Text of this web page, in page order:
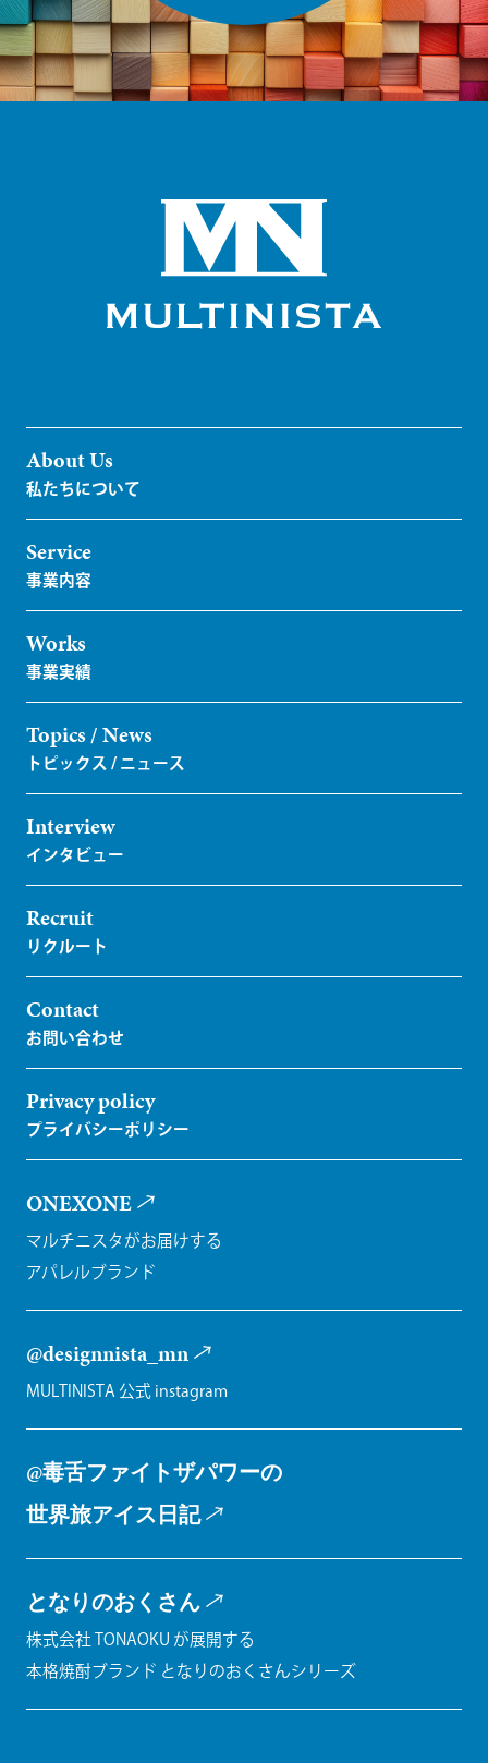
About Us
Service
Works
Topics / News
Interview
Recruit
Contact
Privacy policy
ONEXONE
マルチニスタがお届けする
アパレルブランド
@designnista_mn
MULTINISTA 公式 instagram
@毒舌ファイトザパワーの
世界旅アイス日記
となりのおくさん
株式会社 TONAOKU が展開する
本格焼酎ブランド となりのおくさんシリーズ